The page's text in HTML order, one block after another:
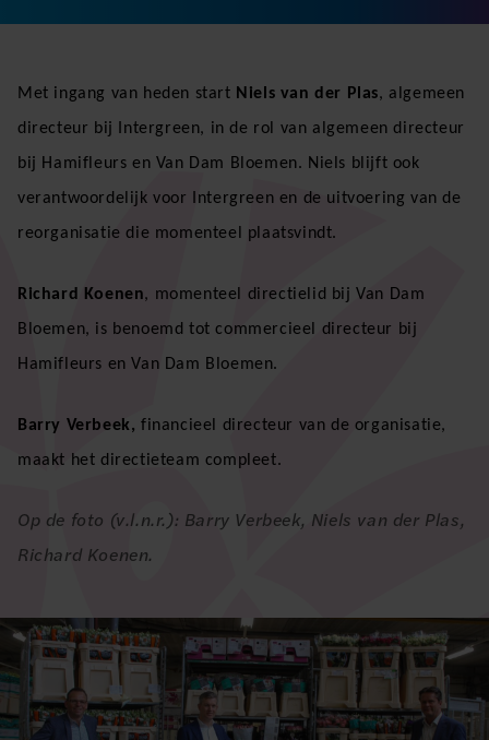
Met ingang van heden start Niels van der Plas, algemeen
directeur bij Intergreen, in de rol van algemeen directeur
bij Hamifleurs en Van Dam Bloemen. Niels blijft ook
verantwoordelijk voor Intergreen en de uitvoering van de
reorganisatie die momenteel plaatsvindt.
Richard Koenen, momenteel directielid bij Van Dam
Bloemen, is benoemd tot commercieel directeur bij
Hamifleurs en Van Dam Bloemen.
Barry Verbeek, financieel directeur van de organisatie,
maakt het directieteam compleet.
Op de foto (v.l.n.r.): Barry Verbeek, Niels van der Plas,
Richard Koenen.